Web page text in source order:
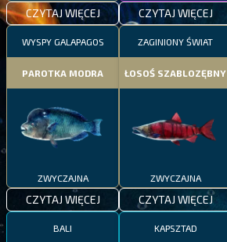
CZYTAJ WIĘCEJ CZYTAJ WIĘCEJ
WYSPY GALAPAGOS
PAROTKA MODRA
ZWYCZAJNA
CZYTAJ WIĘCEJ
ZAGINIONY ŚWIAT
ŁOSOŚ SZABLOZĘBNY
ZWYCZAJNA
CZYTAJ WIĘCEJ
BALI KAPSZTAD